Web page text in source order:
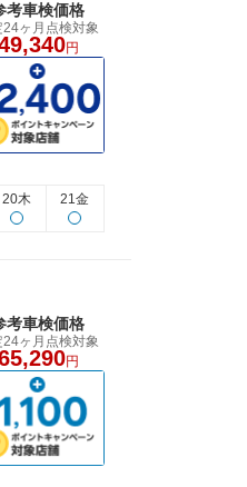
考車検価格
24ヶ月点検対象
円
20木 21金
考車検価格
24ヶ月点検対象
円